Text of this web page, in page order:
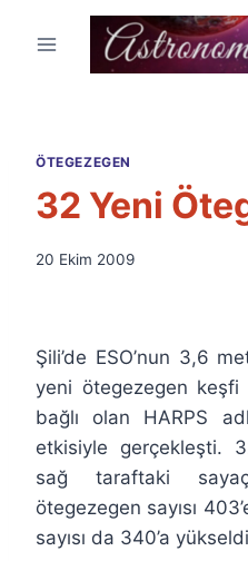
ÖTEGEZEGEN
32 Yeni
By
20 Ekim 2009
Şili’de ESO’nun 3,6
yeni ötegezegen keşfi
bağlı olan HARPS
etkisiyle gerçekleşti.
sağ taraftaki
ötegezegen sayısı
sayısı da 340’a